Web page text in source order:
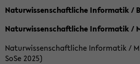
Naturwissenschaftliche Informatik /
Naturwissenschaftliche Informatik /
Naturwissenschaftliche Informatik /
SoSe 2025)